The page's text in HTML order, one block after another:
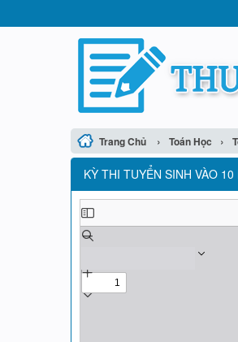
Trang Chủ › Toán Học ›
KỲ THI TUYỂN SINH VÀO